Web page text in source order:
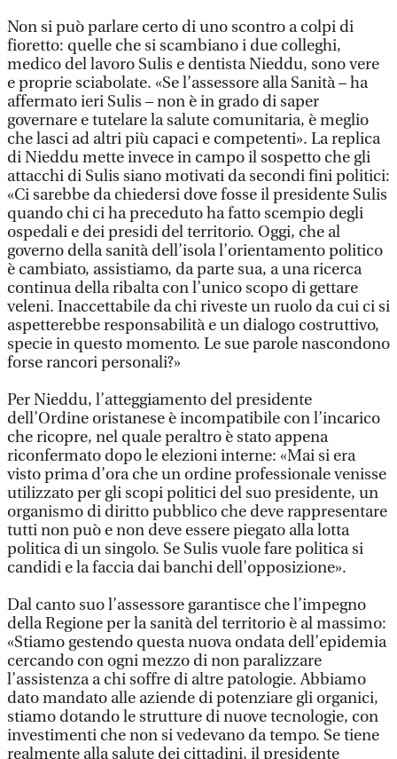
Non si può parlare certo di uno scontro a colpi di
fioretto: quelle che si scambiano i due colleghi,
medico del lavoro Sulis e dentista Nieddu, sono vere
e proprie sciabolate. «Se l’assessore alla Sanità – ha
affermato ieri Sulis – non è in grado di saper
governare e tutelare la salute comunitaria, è meglio
che lasci ad altri più capaci e competenti». La replica
di Nieddu mette invece in campo il sospetto che gli
attacchi di Sulis siano motivati da secondi fini politici:
«Ci sarebbe da chiedersi dove fosse il presidente Sulis
quando chi ci ha preceduto ha fatto scempio degli
ospedali e dei presidi del territorio. Oggi, che al
governo della sanità dell’isola l’orientamento politico
è cambiato, assistiamo, da parte sua, a una ricerca
continua della ribalta con l’unico scopo di gettare
veleni. Inaccettabile da chi riveste un ruolo da cui ci si
aspetterebbe responsabilità e un dialogo costruttivo,
specie in questo momento. Le sue parole nascondono
forse rancori personali?»
Per Nieddu, l’atteggiamento del presidente
dell’Ordine oristanese è incompatibile con l’incarico
che ricopre, nel quale peraltro è stato appena
riconfermato dopo le elezioni interne: «Mai si era
visto prima d’ora che un ordine professionale venisse
utilizzato per gli scopi politici del suo presidente, un
organismo di diritto pubblico che deve rappresentare
tutti non può e non deve essere piegato alla lotta
politica di un singolo. Se Sulis vuole fare politica si
candidi e la faccia dai banchi dell’opposizione».
Dal canto suo l’assessore garantisce che l’impegno
della Regione per la sanità del territorio è al massimo:
«Stiamo gestendo questa nuova ondata dell’epidemia
cercando con ogni mezzo di non paralizzare
l’assistenza a chi soffre di altre patologie. Abbiamo
dato mandato alle aziende di potenziare gli organici,
stiamo dotando le strutture di nuove tecnologie, con
investimenti che non si vedevano da tempo. Se tiene
realmente alla salute dei cittadini, il presidente